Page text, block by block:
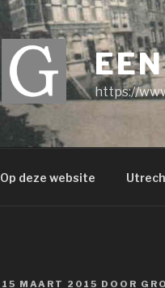
https://
Op deze website
GEPLAATST
15 MAART 2015 DOOR